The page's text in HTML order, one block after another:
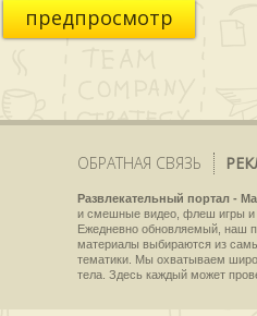
предпросмотр
ОБРАТНАЯ СВЯЗЬ
Развлекательный портал -
и смешные видео, флеш игры и
Ежедневно обновляемый, наш
материалы выбираются из
тематики. Мы охватываем
тела. Здесь каждый может